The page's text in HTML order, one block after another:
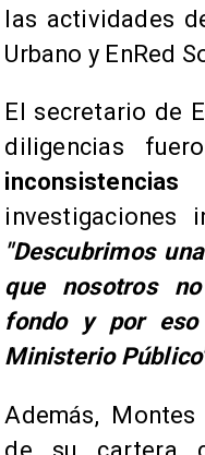
las actividades
Urbano y EnRed
​El secretario de
diligencias
investigaciones
"Descubrimos
que nosotros
fondo y por
Ministerio
Además,